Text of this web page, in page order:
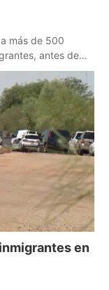
más de 500
antes de
en